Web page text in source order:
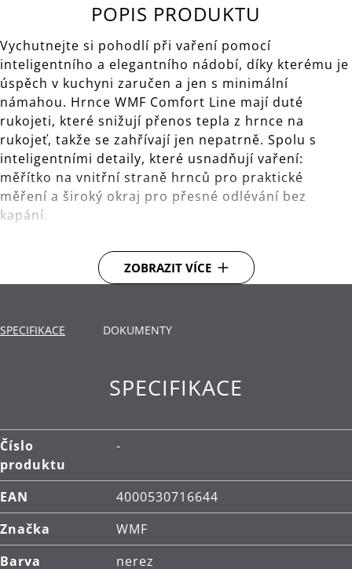
POPIS PRODUKTU
Vychutnejte si pohodlí při vaření pomocí
inteligentního a elegantního nádobí, díky kterému je
úspěch v kuchyni zaručen a jen s minimální
námahou. Hrnce WMF Comfort Line mají duté
rukojeti, které snižují přenos tepla z hrnce na
rukojeť, takže se zahřívají jen nepatrně. Spolu s
inteligentními detaily, které usnadňují vaření:
měřítko na vnitřní straně hrnců pro praktické
měření a široký okraj pro přesné odlévání bez
kapání.
Díky elegantní poklici z vysoce kvalitního skla
můžete snadno sledovat proces vaření.
Materiál: nerezová ocel Cromargan®, která je
odolná vůči kyselinám, korozi a extrémně odolná
proti poškrábání.
Čištění: lze mýt v myčce.
ZOBRAZIT VÍCE
SPECIFIKACE DOKUMENTY
SPECIFIKACE
Číslo
produktu
-
EAN
4000530716644
Značka
WMF
Barva
nerez